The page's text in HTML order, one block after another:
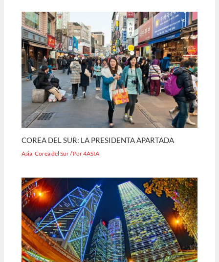
COREA DEL SUR: LA PRESIDENTA APARTADA
Asia,Corea del Sur/ Por4ASIA